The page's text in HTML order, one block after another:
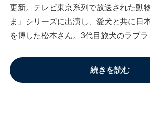
更新。テレビ東京系列で放送された動
ま』シリーズに出演し、愛犬と共に日
を博した松本さん。3代目旅犬のラブラ
続きを読む